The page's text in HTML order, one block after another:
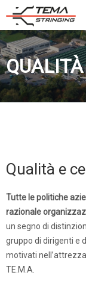
Qualità e
Tutte le politiche
razionale
un segno di
gruppo di dirigenti e
motivati
TE.M.A.